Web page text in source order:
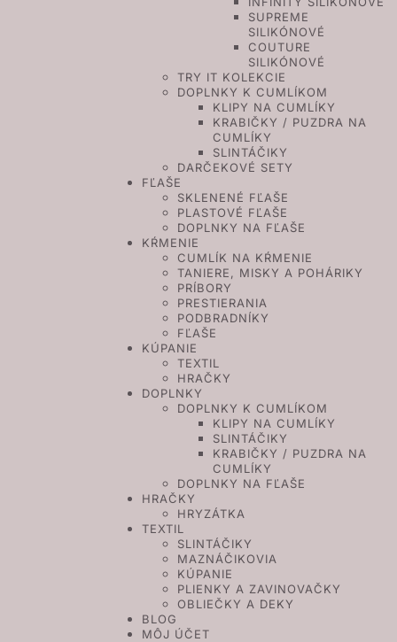
SUPREME
SILIKÓNOVÉ
COUTURE
SILIKÓNOVÉ
TRY IT KOLEKCIE
DOPLNKY K CUMLÍKOM
KLIPY NA CUMLÍKY
KRABIČKY / PUZDRA NA
CUMLÍKY
SLINTÁČIKY
DARČEKOVÉ SETY
FĽAŠE
SKLENENÉ FĽAŠE
PLASTOVÉ FĽAŠE
DOPLNKY NA FĽAŠE
KŔMENIE
CUMLÍK NA KŔMENIE
TANIERE, MISKY A POHÁRIKY
PRÍBORY
PRESTIERANIA
PODBRADNÍKY
FĽAŠE
KÚPANIE
TEXTIL
HRAČKY
DOPLNKY
DOPLNKY K CUMLÍKOM
KLIPY NA CUMLÍKY
SLINTÁČIKY
KRABIČKY / PUZDRA NA
CUMLÍKY
DOPLNKY NA FĽAŠE
HRAČKY
HRYZÁTKA
TEXTIL
SLINTÁČIKY
MAZNÁČIKOVIA
KÚPANIE
PLIENKY A ZAVINOVAČKY
OBLIEČKY A DEKY
BLOG
MÔJ ÚČET